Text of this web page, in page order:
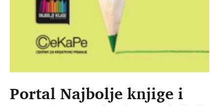
Portal Najbolje knjige i